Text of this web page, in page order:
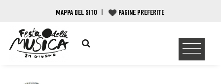
MAPPA DEL SITO | PAGINE PREFERITE